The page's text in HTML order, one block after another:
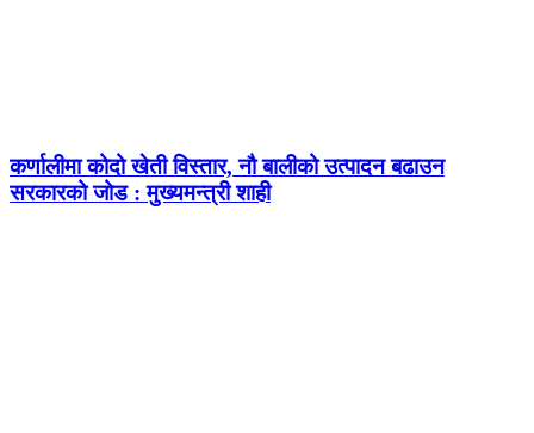
कर्णालीमा कोदो खेती विस्तार, नौ बालीको उत्पादन बढाउन
सरकारको जोड : मुख्यमन्त्री शाही